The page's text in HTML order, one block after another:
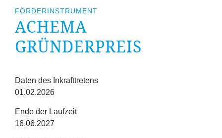
Unternehmen
Cluster
Leistungsangebot
Erfolge
FÖRDERINSTRUMENT
ACHEMA
GRÜNDERPREIS
Fristen
Daten des Inkrafttretens
01.02.2026
Ende der Laufzeit
16.06.2027